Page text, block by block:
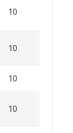
10
10
10
10